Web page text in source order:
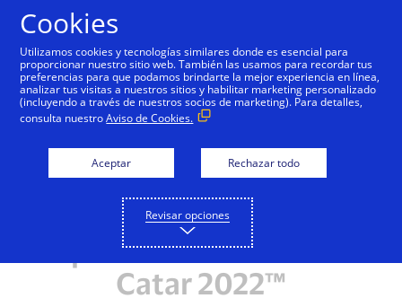
Visa y Crypto.com
combinan fútbol, arte y
NFT para ofrecer una
experiencia a
aficionados antes de la
Copa Mundial de la FIFA
Catar 2022™
Cookies
Utilizamos cookies y tecnologías similares donde es esencial para
proporcionar nuestro sitio web. También las usamos para recordar tus
preferencias para que podamos brindarte la mejor experiencia en línea,
analizar tus visitas a nuestros sitios y habilitar marketing personalizado
(incluyendo a través de nuestros socios de marketing). Para detalles,
consulta nuestroAviso de Cookies.
Aceptar Rechazar todo
Revisar opciones